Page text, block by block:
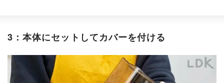
3：本体にセットしてカバーを付ける